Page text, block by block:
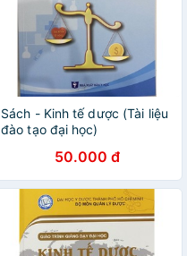
Sách - Kinh tế dược (Tài liệu
đào tạo đại học)
50.000 đ